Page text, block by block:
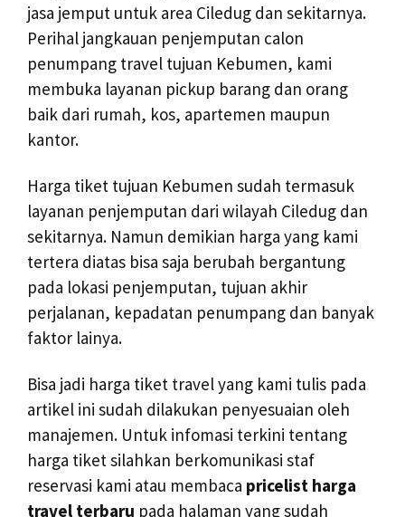
jasa jemput untuk area Ciledug dan sekitarnya.
Perihal jangkauan penjemputan calon
penumpang travel tujuan Kebumen, kami
membuka layanan pickup barang dan orang
baik dari rumah, kos, apartemen maupun
kantor.
Harga tiket tujuan Kebumen sudah termasuk
layanan penjemputan dari wilayah Ciledug dan
sekitarnya. Namun demikian harga yang kami
tertera diatas bisa saja berubah bergantung
pada lokasi penjemputan, tujuan akhir
perjalanan, kepadatan penumpang dan banyak
faktor lainya.
Bisa jadi harga tiket travel yang kami tulis pada
artikel ini sudah dilakukan penyesuaian oleh
manajemen. Untuk infomasi terkini tentang
harga tiket silahkan berkomunikasi staf
reservasi kami atau membaca pricelist harga
travel terbaru pada halaman yang sudah